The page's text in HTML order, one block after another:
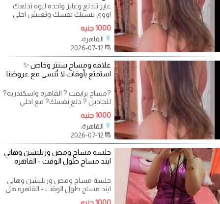
عايز تتدلع وعايز واحده لبوه تدلعك
اووى تنسيك نفسك وتعيش احلي
وقت - المهندسين ومدينه نصر
والتجمع
1000 جنيه
القاهرة،
علاقه ومساج سنتر وخاص ✨
استمتع بأوقات لا تُنسى مع عروضنا
?مساج برايفت ? القاهره واسكندريه?
للجادين ? دلع نفسك? مع احلي
مدربات عندنا ?وبس م حنين
1000 جنيه
القاهرة،
جلسة مساج ومص وريليشن وهابي
ايند مساج طول الوقت - القاهره
جلسة مساج ومص وريليشن وهابي
ايند مساج طول الوقت - القاهره هل
تبحث عن تجربة فريدة تخلصك من
1000 جنيه